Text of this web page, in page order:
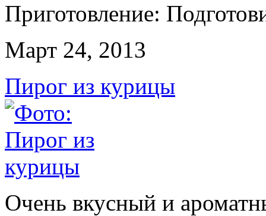
Приготовление:
Март 24, 2013
Пирог из курицы
Очень вкусный и